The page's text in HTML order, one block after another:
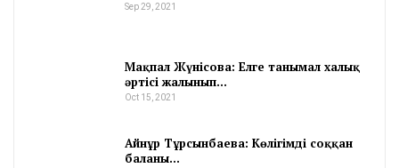
Sep 29, 2021
Мақпал Жүнісова: Елге танымал халық
әртісі жалынып…
Oct 15, 2021
Айнұр Тұрсынбаева: Көлігімді соққан
баланы…